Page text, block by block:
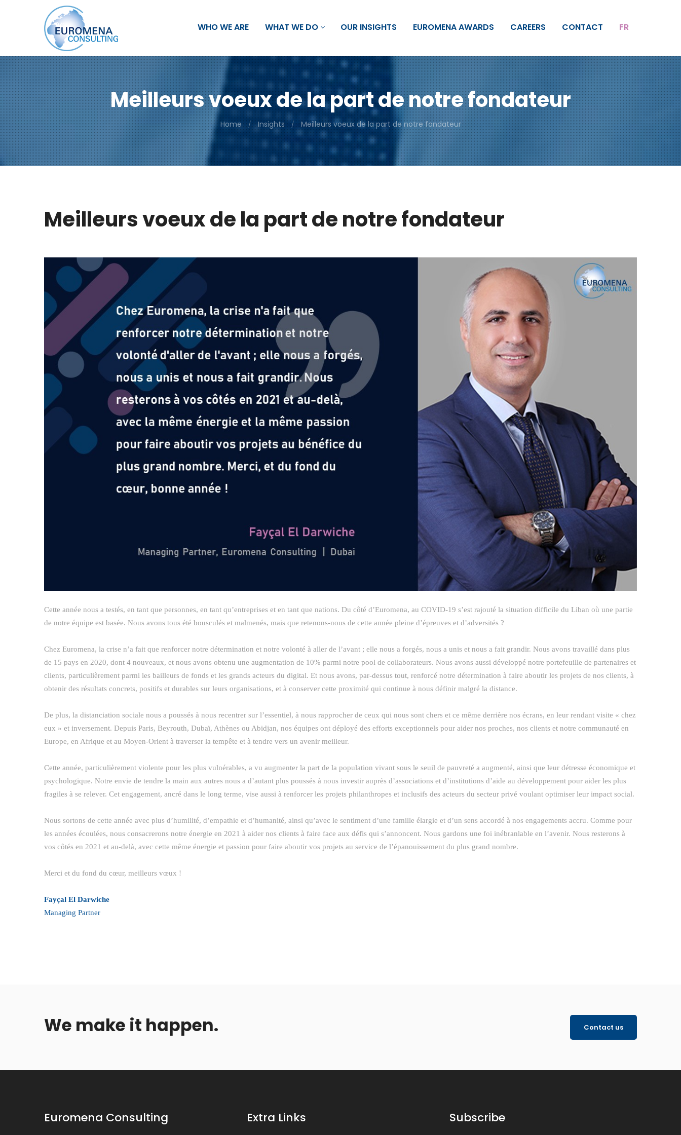
WHO WE ARE WHAT WE DO OUR INSIGHTS EUROMENA AWARDS CAREERS CONTACT FR
Meilleurs voeux de la part de notre fondateur
Home Insights Meilleurs voeux de la part de notre fondateur
Meilleurs voeux de la part de notre fondateur
Cette année nous a testés, en tant que personnes, en tant qu’entreprises et en tant que nations. Du côté d’Euromena, au COVID-19 s’est rajouté la situation difficile du Liban où une partie
de notre équipe est basée. Nous avons tous été bousculés et malmenés, mais que retenons-nous de cette année pleine d’épreuves et d’adversités ?
Chez Euromena, la crise n’a fait que renforcer notre détermination et notre volonté à aller de l’avant ; elle nous a forgés, nous a unis et nous a fait grandir. Nous avons travaillé dans plus
de 15 pays en 2020, dont 4 nouveaux, et nous avons obtenu une augmentation de 10% parmi notre pool de collaborateurs. Nous avons aussi développé notre portefeuille de partenaires et
clients, particulièrement parmi les bailleurs de fonds et les grands acteurs du digital. Et nous avons, par-dessus tout, renforcé notre détermination à faire aboutir les projets de nos clients, à
obtenir des résultats concrets, positifs et durables sur leurs organisations, et à conserver cette proximité qui continue à nous définir malgré la distance.
De plus, la distanciation sociale nous a poussés à nous recentrer sur l’essentiel, à nous rapprocher de ceux qui nous sont chers et ce même derrière nos écrans, en leur rendant visite « chez
eux » et inversement. Depuis Paris, Beyrouth, Dubaï, Athènes ou Abidjan, nos équipes ont déployé des efforts exceptionnels pour aider nos proches, nos clients et notre communauté en
Europe, en Afrique et au Moyen-Orient à traverser la tempête et à tendre vers un avenir meilleur.
Cette année, particulièrement violente pour les plus vulnérables, a vu augmenter la part de la population vivant sous le seuil de pauvreté a augmenté, ainsi que leur détresse économique et
psychologique. Notre envie de tendre la main aux autres nous a d’autant plus poussés à nous investir auprès d’associations et d’institutions d’aide au développement pour aider les plus
fragiles à se relever. Cet engagement, ancré dans le long terme, vise aussi à renforcer les projets philanthropes et inclusifs des acteurs du secteur privé voulant optimiser leur impact social.
Nous sortons de cette année avec plus d’humilité, d’empathie et d’humanité, ainsi qu’avec le sentiment d’une famille élargie et d’un sens accordé à nos engagements accru. Comme pour
les années écoulées, nous consacrerons notre énergie en 2021 à aider nos clients à faire face aux défis qui s’annoncent. Nous gardons une foi inébranlable en l’avenir. Nous resterons à
vos côtés en 2021 et au-delà, avec cette même énergie et passion pour faire aboutir vos projets au service de l’épanouissement du plus grand nombre.
Merci et du fond du cœur, meilleurs vœux !
Fayçal El Darwiche
Managing Partner
We make it happen. Contact us
Euromena Consulting Extra Links Subscribe